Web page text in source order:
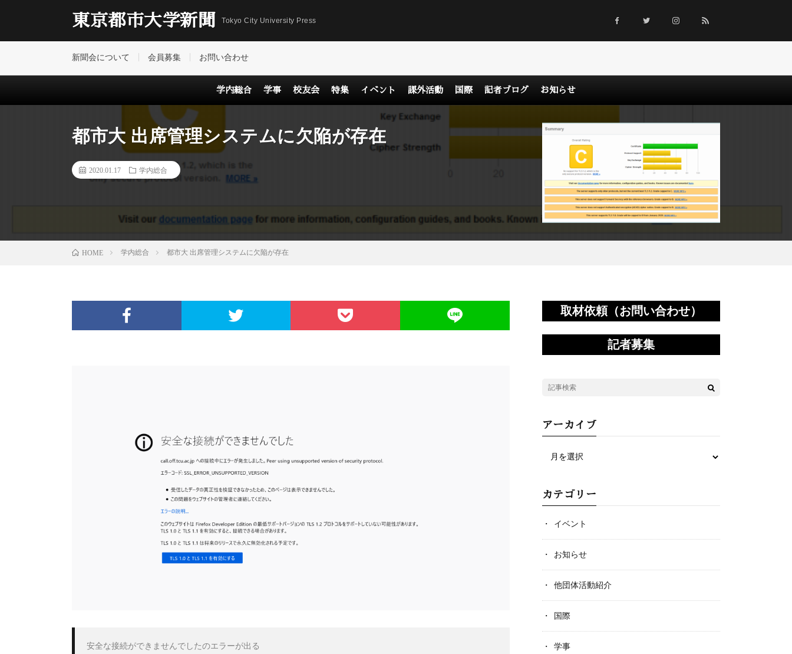
東京都市大学新聞 Tokyo City University Press
新聞会について 会員募集 お問い合わせ
学内総合 学事 校友会 特集 イベント 課外活動 国際 記者ブログ お知らせ
都市大 出席管理システムに欠陥が存在
2020.01.17 学内総合
HOME 学内総合 都市大 出席管理システムに欠陥が存在
安全な接続ができませんでしたのエラーが出る
取材依頼（お問い合わせ）
記者募集
アーカイブ
カテゴリー
イベント
お知らせ
他団体活動紹介
国際
学事